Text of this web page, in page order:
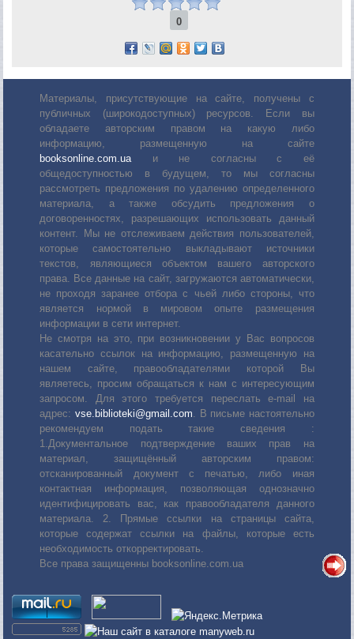
0
Материалы, присутствующие на сайте, получены с
публичных (широкодоступных) ресурсов. Если вы
обладаете авторским правом на какую либо
информацию, размещенную на сайте
booksonline.com.uaи не согласны с её
общедоступностью в будущем, то мы согласны
рассмотреть предложения по удалению определенного
материала, а также обсудить предложения о
договоренностях, разрешающих использовать данный
контент. Мы не отслеживаем действия пользователей,
которые самостоятельно выкладывают источники
текстов, являющиеся объектом вашего авторского
права. Все данные на сайт, загружаются автоматически,
не проходя заранее отбора с чьей либо стороны, что
является нормой в мировом опыте размещения
информации в сети интернет.
Не смотря на это, при возникновении у Вас вопросов
касательно ссылок на информацию, размещенную на
нашем сайте, правообладателями которой Вы
являетесь, просим обращаться к нам с интересующим
запросом. Для этого требуется переслать е-mail на
адрес: vse.biblioteki@gmail.com. В письме настоятельно
рекомендуем подать такие сведения :
1.Документальное подтверждение ваших прав на
материал, защищённый авторским правом:
отсканированный документ с печатью, либо иная
контактная информация, позволяющая однозначно
идентифицировать вас, как правообладателя данного
материала. 2. Прямые ссылки на страницы сайта,
которые содержат ссылки на файлы, которые есть
необходимость откорректировать.
Все права защищенны booksonline.com.ua